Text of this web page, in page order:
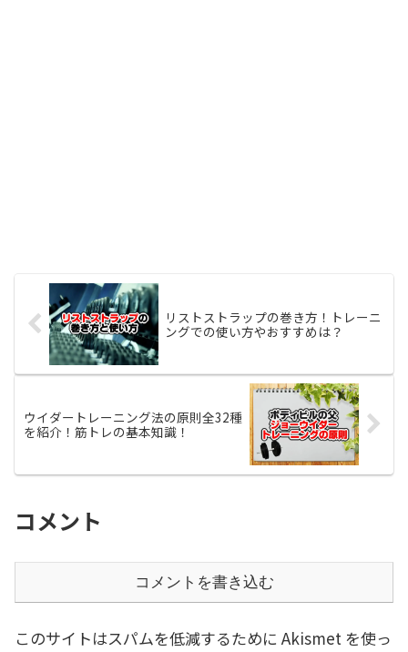
リストストラップの巻き方！トレーニ
ングでの使い方やおすすめは？
ウイダートレーニング法の原則全32種
を紹介！筋トレの基本知識！
コメント
コメントを書き込む
このサイトはスパムを低減するために Akismet を使っ